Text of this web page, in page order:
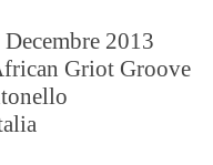
2013
Griot Groove